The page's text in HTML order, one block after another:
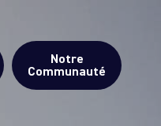
Notre
Communauté